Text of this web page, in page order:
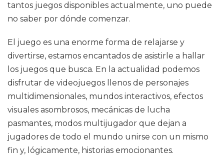
tantos juegos disponibles actualmente, uno puede
no saber por dónde comenzar.
El juego es una enorme forma de relajarse y
divertirse, estamos encantados de asistirle a hallar
los juegos que busca. En la actualidad podemos
disfrutar de videojuegos llenos de personajes
multidimensionales, mundos interactivos, efectos
visuales asombrosos, mecánicas de lucha
pasmantes, modos multijugador que dejan a
jugadores de todo el mundo unirse con un mismo
fin y, lógicamente, historias emocionantes.